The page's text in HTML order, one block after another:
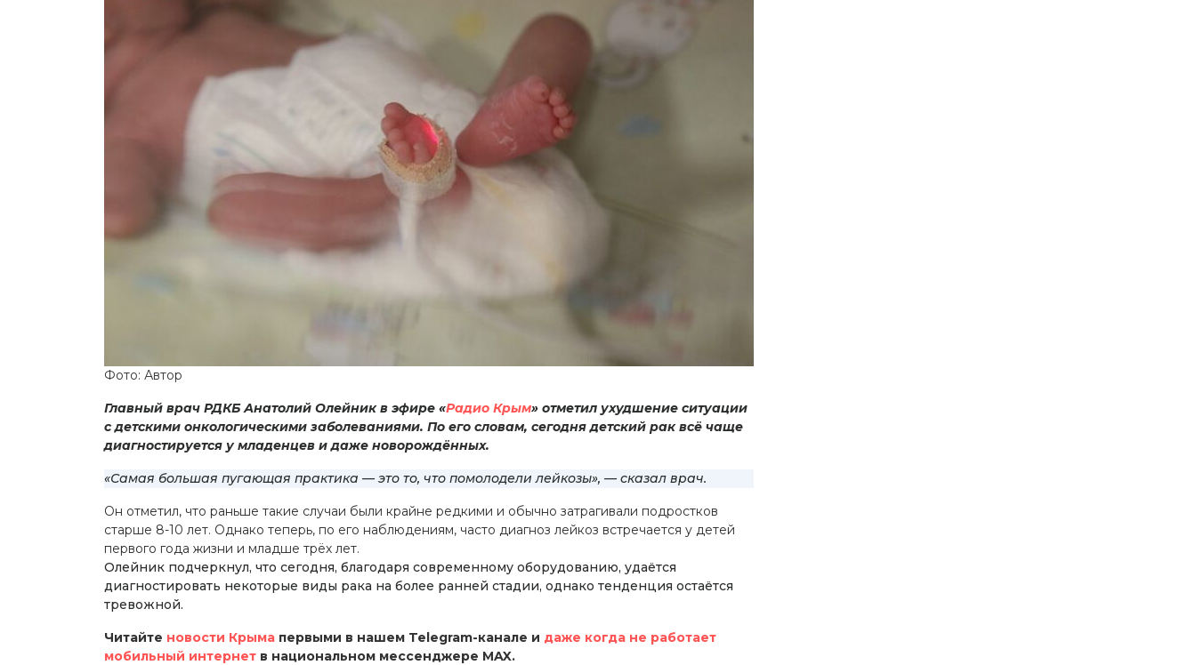
Фото: Автор
Главный врач РДКБ Анатолий Олейник в эфире «Радио Крым» отметил ухудшение ситуации
с детскими онкологическими заболеваниями. По его словам, сегодня детский рак всё чаще
диагностируется у младенцев и даже новорождённых.
«Самая большая пугающая практика — это то, что помолодели лейкозы», — сказал врач.
Он отметил, что раньше такие случаи были крайне редкими и обычно затрагивали подростков
старше 8-10 лет. Однако теперь, по его наблюдениям, часто диагноз лейкоз встречается у детей
первого года жизни и младше трёх лет.
Олейник подчеркнул, что сегодня, благодаря современному оборудованию, удаётся
диагностировать некоторые виды рака на более ранней стадии, однако тенденция остаётся
тревожной.
Читайте новости Крыма первыми в нашем Telegram-канале и даже когда не работает
мобильный интернет в национальном мессенджере MAX.